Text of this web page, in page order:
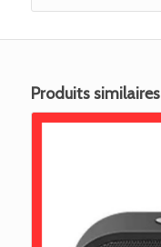
Produits similaires